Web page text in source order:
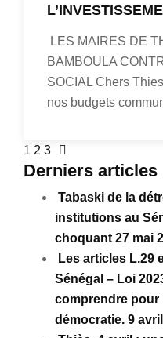
LES MAIRES DE
BAMBOULA
SOCIAL Chers
nos budgets
1 2 3
Derniers articles
Tabaski de la
institutions au
choquant 27 mai
Les articles L.29
Sénégal – Loi
comprendre pour
démocratie. 9